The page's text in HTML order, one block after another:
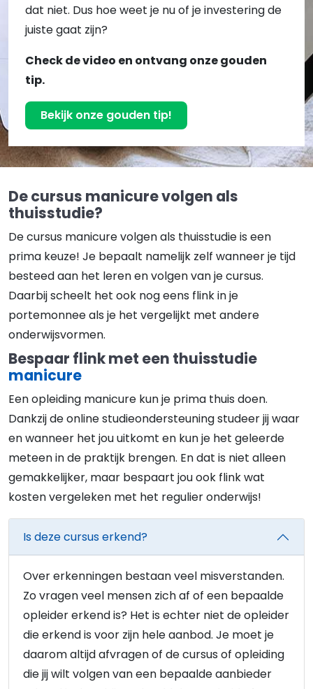
dat niet. Dus hoe weet je nu of je investering de
juiste gaat zijn?
Check de video en ontvang onze gouden
tip.
Bekijk onze gouden tip!
De cursus manicure volgen als
thuisstudie?
De cursus manicure volgen als thuisstudie is een
prima keuze! Je bepaalt namelijk zelf wanneer je tijd
besteed aan het leren en volgen van je cursus.
Daarbij scheelt het ook nog eens flink in je
portemonnee als je het vergelijkt met andere
onderwijsvormen.
Bespaar flink met een thuisstudie
manicure
Een opleiding manicure kun je prima thuis doen.
Dankzij de online studieondersteuning studeer jij waar
en wanneer het jou uitkomt en kun je het geleerde
meteen in de praktijk brengen. En dat is niet alleen
gemakkelijker, maar bespaart jou ook flink wat
kosten vergeleken met het regulier onderwijs!
Is deze cursus erkend?
Over erkenningen bestaan veel misverstanden.
Zo vragen veel mensen zich af of een bepaalde
opleider erkend is? Het is echter niet de opleider
die erkend is voor zijn hele aanbod. Je moet je
daarom altijd afvragen of de cursus of opleiding
die jij wilt volgen van een bepaalde aanbieder